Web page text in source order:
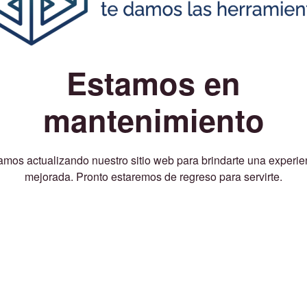
Estamos en
mantenimiento
actualizando nuestro sitio web para brindarte una
mejorada. Pronto estaremos de regreso para servirte.